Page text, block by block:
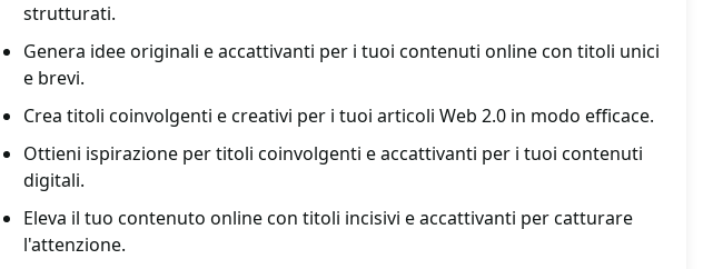
strutturati.
Genera idee originali e accattivanti per i tuoi contenuti online con titoli unici
e brevi.
Crea titoli coinvolgenti e creativi per i tuoi articoli Web 2.0 in modo efficace.
Ottieni ispirazione per titoli coinvolgenti e accattivanti per i tuoi contenuti
digitali.
Eleva il tuo contenuto online con titoli incisivi e accattivanti per catturare
l'attenzione.